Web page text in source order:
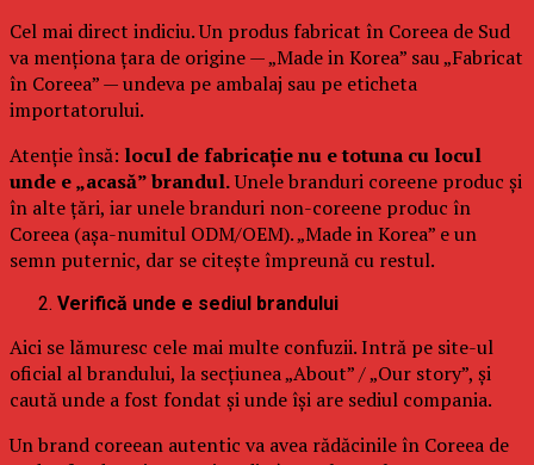
Cel mai direct indiciu. Un produs fabricat în Coreea de Sud
va menționa țara de origine — „Made in Korea” sau „Fabricat
în Coreea” — undeva pe ambalaj sau pe eticheta
importatorului.
Atenție însă: locul de fabricație nu e totuna cu locul
unde e „acasă” brandul.Unele branduri coreene produc și
în alte țări, iar unele branduri non-coreene produc în
Coreea (așa-numitul ODM/OEM). „Made in Korea” e un
semn puternic, dar se citește împreună cu restul.
Verifică unde e sediul brandului
Aici se lămuresc cele mai multe confuzii. Intră pe site-ul
oficial al brandului, la secțiunea „About” / „Our story”, și
caută unde a fost fondat și unde își are sediul compania.
Un brand coreean autentic va avea rădăcinile în Coreea de